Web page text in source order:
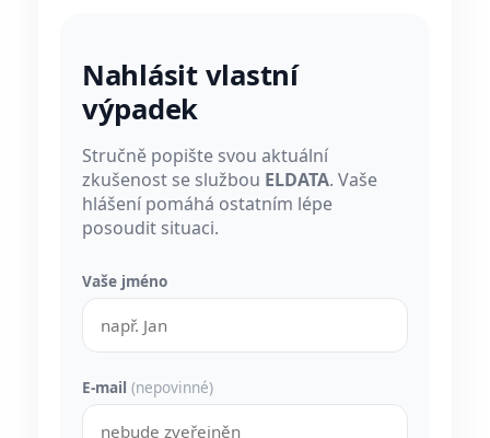
Nahlásit vlastní
výpadek
Stručně popište svou aktuální
zkušenost se službou ELDATA. Vaše
hlášení pomáhá ostatním lépe
posoudit situaci.
Vaše jméno
E-mail (nepovinné)